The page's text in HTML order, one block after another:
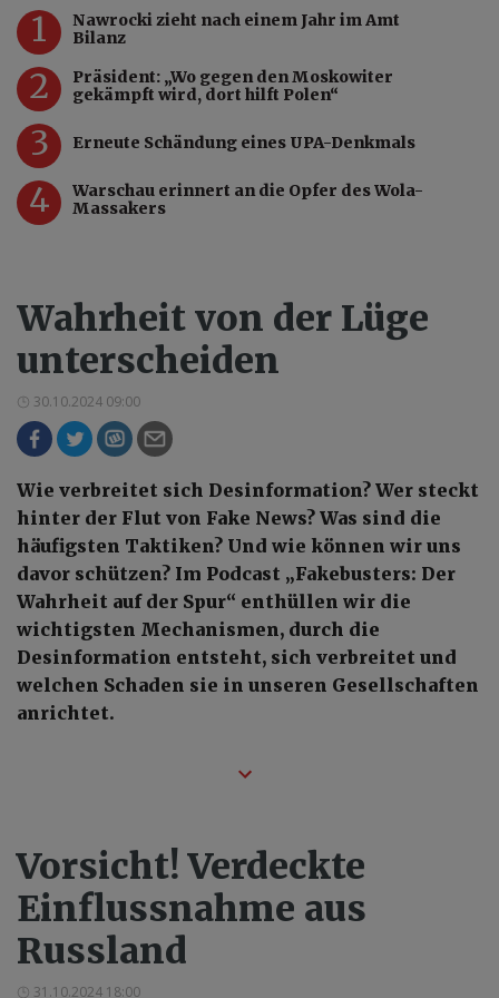
1
Nawrocki zieht nach einem Jahr im Amt
Bilanz
2
Präsident: „Wo gegen den Moskowiter
gekämpft wird, dort hilft Polen“
3 Erneute Schändung eines UPA-Denkmals
4
Warschau erinnert an die Opfer des Wola-
Massakers
Wahrheit von der Lüge
unterscheiden
30.10.2024 09:00
Wie verbreitet sich Desinformation? Wer steckt
hinter der Flut von Fake News? Was sind die
häufigsten Taktiken? Und wie können wir uns
davor schützen? Im Podcast „Fakebusters: Der
Wahrheit auf der Spur“ enthüllen wir die
wichtigsten Mechanismen, durch die
Desinformation entsteht, sich verbreitet und
welchen Schaden sie in unseren Gesellschaften
anrichtet.
Vorsicht! Verdeckte
Einflussnahme aus
Russland
31.10.2024 18:00